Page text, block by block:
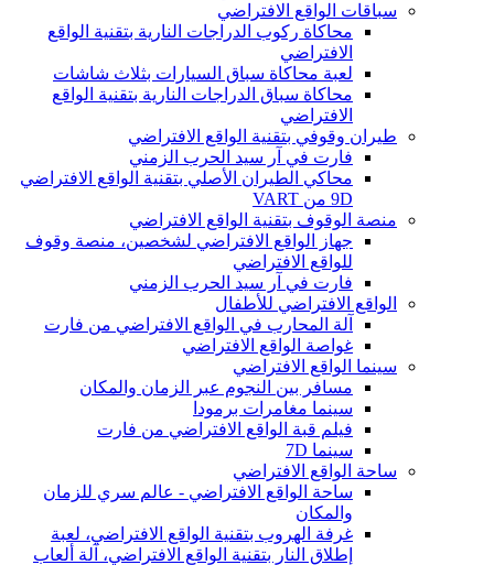
سباقات الواقع الافتراضي
محاكاة ركوب الدراجات النارية بتقنية الواقع
الافتراضي
لعبة محاكاة سباق السيارات بثلاث شاشات
محاكاة سباق الدراجات النارية بتقنية الواقع
الافتراضي
طيران وقوفي بتقنية الواقع الافتراضي
فارت في آر سيد الحرب الزمني
محاكي الطيران الأصلي بتقنية الواقع الافتراضي
9D من VART
منصة الوقوف بتقنية الواقع الافتراضي
جهاز الواقع الافتراضي لشخصين، منصة وقوف
للواقع الافتراضي
فارت في آر سيد الحرب الزمني
الواقع الافتراضي للأطفال
آلة المحارب في الواقع الافتراضي من فارت
غواصة الواقع الافتراضي
سينما الواقع الافتراضي
مسافر بين النجوم عبر الزمان والمكان
سينما مغامرات برمودا
فيلم قبة الواقع الافتراضي من فارت
سينما 7D
ساحة الواقع الافتراضي
ساحة الواقع الافتراضي - عالم سري للزمان
والمكان
غرفة الهروب بتقنية الواقع الافتراضي، لعبة
إطلاق النار بتقنية الواقع الافتراضي، آلة ألعاب